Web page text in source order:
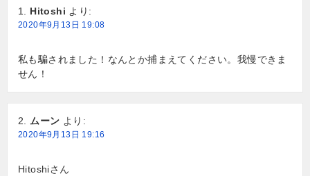
ョHitoshi より:
2020年9月13日 19:08
私も騙されました！なんとか捕まえてください。我慢できま
せん！
ムーン より:
2020年9月13日 19:16
Hitoshiさん